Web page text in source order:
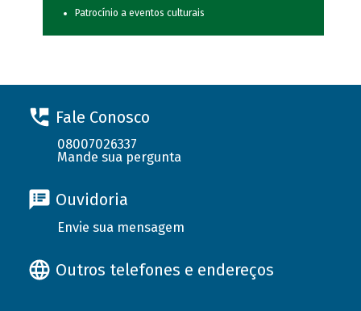
Patrocínio a eventos culturais
Fale Conosco
08007026337
Mande sua pergunta
Ouvidoria
Envie sua mensagem
Outros telefones e endereços